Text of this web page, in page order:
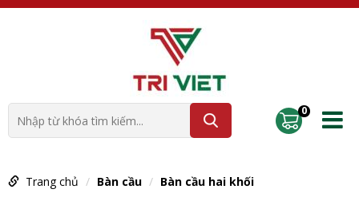
0
Trang chủ Bàn cầu Bàn cầu hai khối